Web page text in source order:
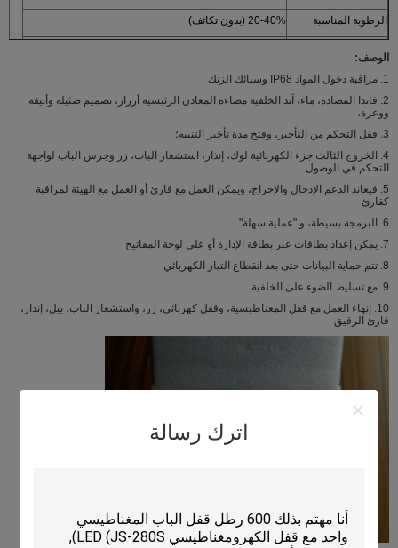
اترك رسالة
الرطوبة المناسبة 20-40% (بدون تكاثف)
باب ترحيل الوقت 1-99S
الوزن: 0.45 كجم
التعبئة القياسية: 30pc
كرتون الحجم: 54 L * 20W * ح 30.5 (سم
الوصف:
1. مراقبة دخول المواد IP68 وسبائك الزنك
2. فاندا المضادة، ماء، آند الخلفية مضاءة المعادن الرئيسية أزرار، تصميم ضئيلة وأنيقة
ووعرة،
3. قفل التحكم من التأخير، وفتح مدة تأخير التنبيه؛
4. الخروج الثالث جزء الكهربائية لوك، إنذار، استشعار الباب، زر وجرس الباب لواجهة
التحكم في الوصول.
5. فيغاند الدعم الإدخال والإخراج، ويمكن العمل مع قارئ أو العمل مع الهيئة لمراقبة
كقارئ
6. البرمجة بسيطة، و "عملية سهلة"
7. يمكن إعداد بطاقات عبر بطاقة الإدارة أو على لوحة المفاتيح
8. تتم حماية البيانات حتى بعد انقطاع التيار الكهربائي
9. مع تسليط الضوء على الخلفية
10. إنهاء العمل مع قفل المغناطيسية، وقفل كهربائي، زر، واستشعار الباب، بيل، إنذار،
قارئ الرقيق